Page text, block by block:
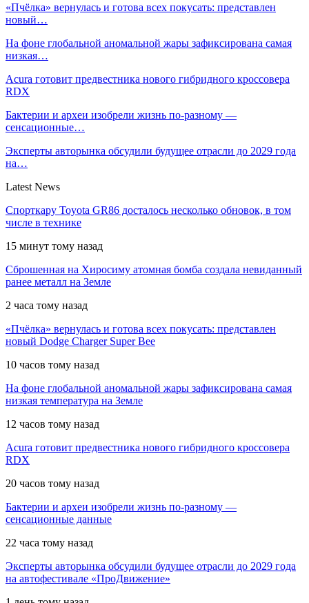
«Пчёлка» вернулась и готова всех покусать: представлен
новый…
На фоне глобальной аномальной жары зафиксирована самая
низкая…
Acura готовит предвестника нового гибридного кроссовера
RDX
Бактерии и археи изобрели жизнь по-разному —
сенсационные…
Эксперты авторынка обсудили будущее отрасли до 2029 года
на…
Latest News
Спорткару Toyota GR86 досталось несколько обновок, в том
числе в технике
15 минут тому назад
Сброшенная на Хиросиму атомная бомба создала невиданный
ранее металл на Земле
2 часа тому назад
«Пчёлка» вернулась и готова всех покусать: представлен
новый Dodge Charger Super Bee
10 часов тому назад
На фоне глобальной аномальной жары зафиксирована самая
низкая температура на Земле
12 часов тому назад
Acura готовит предвестника нового гибридного кроссовера
RDX
20 часов тому назад
Бактерии и археи изобрели жизнь по-разному —
сенсационные данные
22 часа тому назад
Эксперты авторынка обсудили будущее отрасли до 2029 года
на автофестивале «ПроДвижение»